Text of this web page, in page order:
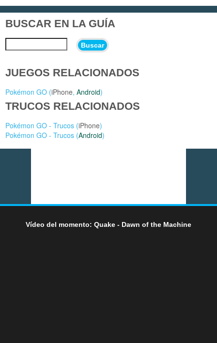
BUSCAR EN LA GUÍA
Buscar
JUEGOS RELACIONADOS
Pokémon GO (iPhone,Android)
TRUCOS RELACIONADOS
Pokémon GO - Trucos (iPhone)
Pokémon GO - Trucos (Android)
Vídeo del momento: Quake - Dawn of the Machine